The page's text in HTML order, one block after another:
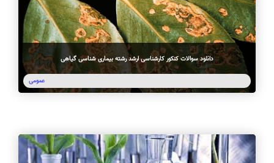
دانلود سوالات کنکور کارشناسی ارشد رشته بیماری شناسی گیاهی
عمومی